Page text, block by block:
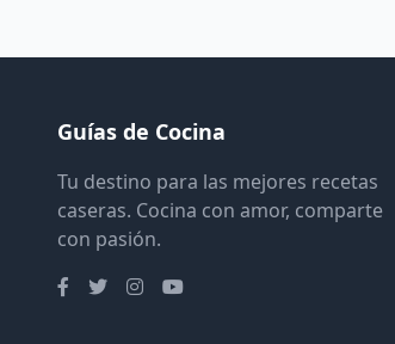
Guías de Cocina
Tu destino para las mejores recetas
caseras. Cocina con amor, comparte
con pasión.